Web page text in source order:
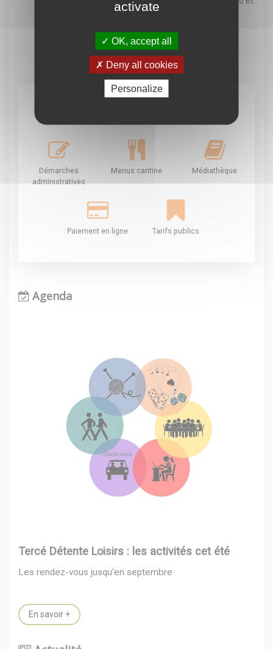
une pièce d'identité.
Démarches
administratives
Menus cantine Médiathèque
Paiement en ligne Tarifs publics
Agenda
Tercé Détente Loisirs : les activités cet été
Les rendez-vous jusqu'en septembre
En savoir +
activate
OK, accept all
Deny all cookies
Personalize